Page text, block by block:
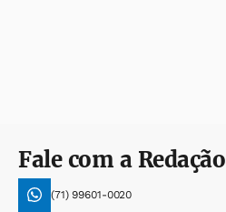
Fale com a Redação
(71) 99601-0020